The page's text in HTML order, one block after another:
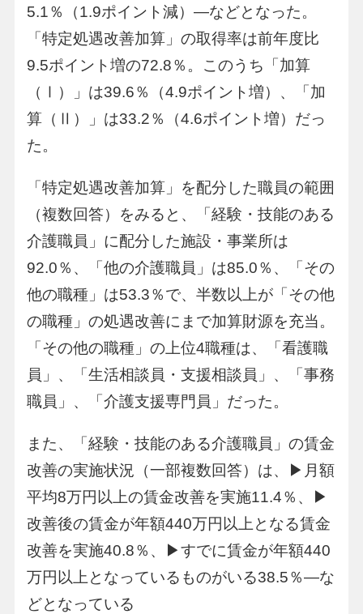
5.1％（1.9ポイント減）―などとなった。
「特定処遇改善加算」の取得率は前年度比
9.5ポイント増の72.8％。このうち「加算
（Ⅰ）」は39.6％（4.9ポイント増）、「加
算（Ⅱ）」は33.2％（4.6ポイント増）だっ
た。
「特定処遇改善加算」を配分した職員の範囲
（複数回答）をみると、「経験・技能のある
介護職員」に配分した施設・事業所は
92.0％、「他の介護職員」は85.0％、「その
他の職種」は53.3％で、半数以上が「その他
の職種」の処遇改善にまで加算財源を充当。
「その他の職種」の上位4職種は、「看護職
員」、「生活相談員・支援相談員」、「事務
職員」、「介護支援専門員」だった。
また、「経験・技能のある介護職員」の賃金
改善の実施状況（一部複数回答）は、▶月額
平均8万円以上の賃金改善を実施11.4％、▶
改善後の賃金が年額440万円以上となる賃金
改善を実施40.8％、▶すでに賃金が年額440
万円以上となっているものがいる38.5％―な
どとなっている